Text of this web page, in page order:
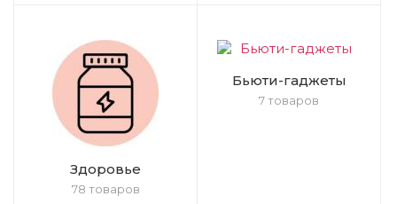
Здоровье
78 товаров
Бьюти-гаджеты
7 товаров